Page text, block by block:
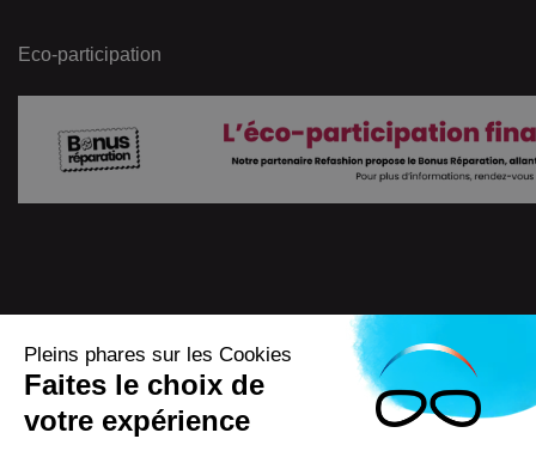
Eco-participation
Pleins phares sur les Cookies
Faites le choix de
votre expérience